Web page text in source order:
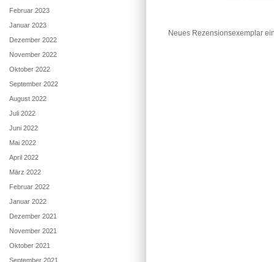
Neues Rezensionsexemplar
Februar 2023
Januar 2023
Dezember 2022
November 2022
Oktober 2022
September 2022
August 2022
Juli 2022
Juni 2022
Mai 2022
April 2022
März 2022
Februar 2022
Januar 2022
Dezember 2021
November 2021
Oktober 2021
September 2021